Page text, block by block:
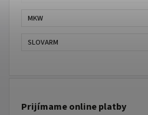
MKW
SLOVARM
Prijímame online platby